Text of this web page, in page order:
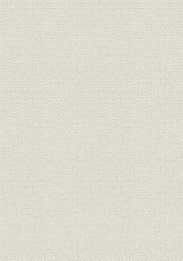
組造靴場本店」。
繁昌図録』に、その
載された。その後、
らに「桜組」と改称
明治17年
ちに日本製靴の初代
となった。
[明治10年
沢栄一 [明治12年
・堀田正倫 [明治12年
おける桜組の全景。
[明治中期